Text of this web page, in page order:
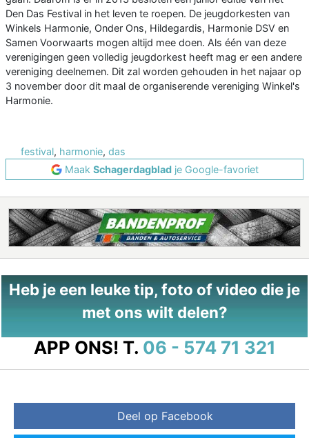
Den Das Festival in het leven te roepen. De jeugdorkesten van
Winkels Harmonie, Onder Ons, Hildegardis, Harmonie DSV en
Samen Voorwaarts mogen altijd mee doen. Als één van deze
verenigingen geen volledig jeugdorkest heeft mag er een andere
vereniging deelnemen. Dit zal worden gehouden in het najaar op
3 november door dit maal de organiserende vereniging Winkel's
Harmonie.
festival, harmonie, das
Maak Schagerdagbladje Google-favoriet
Heb je een leuke tip, foto of video die je
met ons wilt delen?
APP ONS! T. 06 - 574 71 321
Deel op Facebook